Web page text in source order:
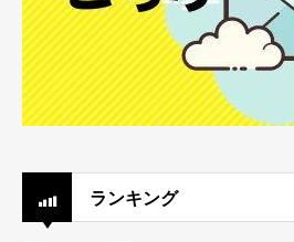
ランキング